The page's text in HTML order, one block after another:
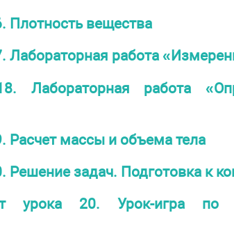
Плотность вещества
Лабораторная работа
Лабораторная работа
Расчет массы и объема тела
Решение задач. Подготовка к
урока 20. Урок-игра